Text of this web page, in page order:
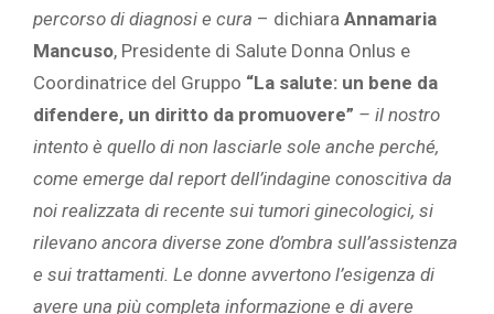
percorso di diagnosi e cura – dichiara Annamaria
Mancuso, Presidente di Salute Donna Onlus e
Coordinatrice del Gruppo “La salute: un bene da
difendere, un diritto da promuovere” – il nostro
intento è quello di non lasciarle sole anche perché,
come emerge dal report dell’indagine conoscitiva da
noi realizzata di recente sui tumori ginecologici, si
rilevano ancora diverse zone d’ombra sull’assistenza
e sui trattamenti. Le donne avvertono l’esigenza di
avere una più completa informazione e di avere